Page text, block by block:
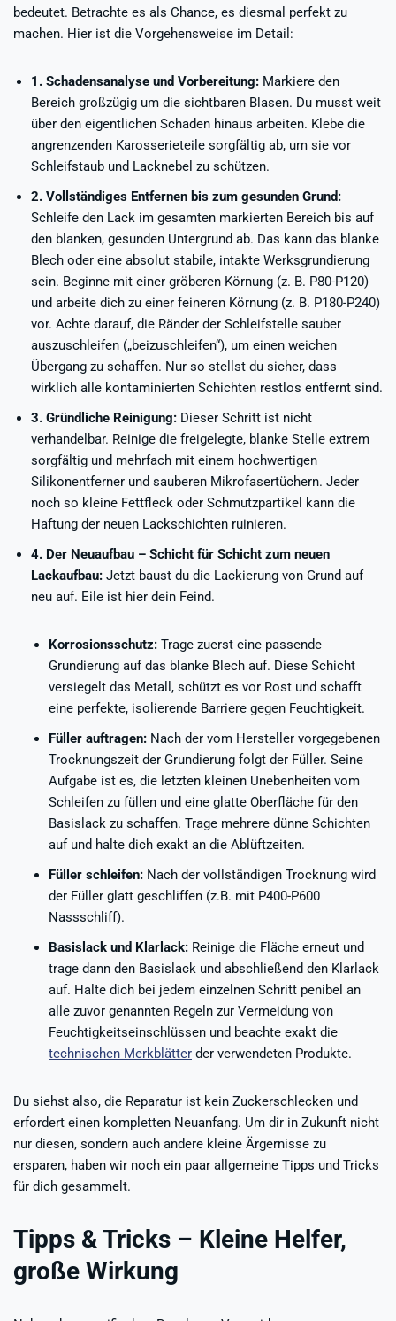
bedeutet. Betrachte es als Chance, es diesmal perfekt zu
machen. Hier ist die Vorgehensweise im Detail:
1. Schadensanalyse und Vorbereitung: Markiere den
Bereich großzügig um die sichtbaren Blasen. Du musst weit
über den eigentlichen Schaden hinaus arbeiten. Klebe die
angrenzenden Karosserieteile sorgfältig ab, um sie vor
Schleifstaub und Lacknebel zu schützen.
2. Vollständiges Entfernen bis zum gesunden Grund:
Schleife den Lack im gesamten markierten Bereich bis auf
den blanken, gesunden Untergrund ab. Das kann das blanke
Blech oder eine absolut stabile, intakte Werksgrundierung
sein. Beginne mit einer gröberen Körnung (z. B. P80-P120)
und arbeite dich zu einer feineren Körnung (z. B. P180-P240)
vor. Achte darauf, die Ränder der Schleifstelle sauber
auszuschleifen („beizuschleifen“), um einen weichen
Übergang zu schaffen. Nur so stellst du sicher, dass
wirklich alle kontaminierten Schichten restlos entfernt sind.
3. Gründliche Reinigung: Dieser Schritt ist nicht
verhandelbar. Reinige die freigelegte, blanke Stelle extrem
sorgfältig und mehrfach mit einem hochwertigen
Silikonentferner und sauberen Mikrofasertüchern. Jeder
noch so kleine Fettfleck oder Schmutzpartikel kann die
Haftung der neuen Lackschichten ruinieren.
4. Der Neuaufbau – Schicht für Schicht zum neuen
Lackaufbau: Jetzt baust du die Lackierung von Grund auf
neu auf. Eile ist hier dein Feind.
Korrosionsschutz: Trage zuerst eine passende
Grundierung auf das blanke Blech auf. Diese Schicht
versiegelt das Metall, schützt es vor Rost und schafft
eine perfekte, isolierende Barriere gegen Feuchtigkeit.
Füller auftragen: Nach der vom Hersteller vorgegebenen
Trocknungszeit der Grundierung folgt der Füller. Seine
Aufgabe ist es, die letzten kleinen Unebenheiten vom
Schleifen zu füllen und eine glatte Oberfläche für den
Basislack zu schaffen. Trage mehrere dünne Schichten
auf und halte dich exakt an die Ablüftzeiten.
Füller schleifen: Nach der vollständigen Trocknung wird
der Füller glatt geschliffen (z.B. mit P400-P600
Nassschliff).
Basislack und Klarlack: Reinige die Fläche erneut und
trage dann den Basislack und abschließend den Klarlack
auf. Halte dich bei jedem einzelnen Schritt penibel an
alle zuvor genannten Regeln zur Vermeidung von
Feuchtigkeitseinschlüssen und beachte exakt die
technischen Merkblätter der verwendeten Produkte.
Du siehst also, die Reparatur ist kein Zuckerschlecken und
erfordert einen kompletten Neuanfang. Um dir in Zukunft nicht
nur diesen, sondern auch andere kleine Ärgernisse zu
ersparen, haben wir noch ein paar allgemeine Tipps und Tricks
für dich gesammelt.
Tipps & Tricks – Kleine Helfer,
große Wirkung